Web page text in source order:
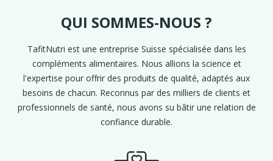
QUI SOMMES-NOUS ?
TafitNutri est une entreprise Suisse spécialisée dans les
compléments alimentaires. Nous allions la science et
l'expertise pour offrir des produits de qualité, adaptés aux
besoins de chacun. Reconnus par des milliers de clients et
professionnels de santé, nous avons su bâtir une relation de
confiance durable.